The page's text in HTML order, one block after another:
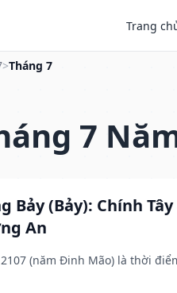
Trang
>Tháng 7
7
Bảy (Bảy): Chính Tây
An
(năm Đinh Mão) là thời